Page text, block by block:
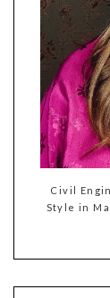
Civil
Style in